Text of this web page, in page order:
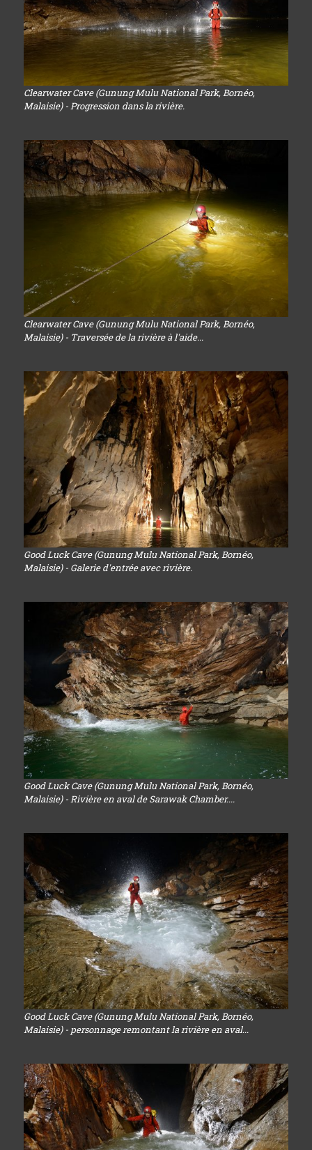
Clearwater Cave (Gunung Mulu National Park, Bornéo,
Malaisie) - Progression dans la rivière.
Clearwater Cave (Gunung Mulu National Park, Bornéo,
Malaisie) - Traversée de la rivière à l'aide...
Good Luck Cave (Gunung Mulu National Park, Bornéo,
Malaisie) - Galerie d'entrée avec rivière.
Good Luck Cave (Gunung Mulu National Park, Bornéo,
Malaisie) - Rivière en aval de Sarawak Chamber....
Good Luck Cave (Gunung Mulu National Park, Bornéo,
Malaisie) - personnage remontant la rivière en aval...